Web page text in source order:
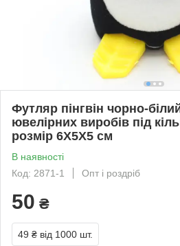
Футляр пінгвін чорно-
ювелірних виробів під
розмір 6Х5Х5 см
В наявності
Код: 2871-1
Опт і роздріб
50 ₴
49 ₴ від 1000 шт.